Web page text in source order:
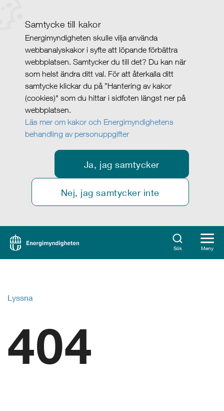
Samtycke till kakor
Energimyndigheten skulle vilja använda
webbanalyskakor i syfte att löpande förbättra
webbplatsen. Samtycker du till det? Du kan när
som helst ändra ditt val. För att återkalla ditt
samtycke klickar du på ”Hantering av kakor
(cookies)" som du hittar i sidfoten längst ner på
webbplatsen.
Läs mer om kakor och Energimyndighetens
behandling av personuppgifter
Ja, jag samtycker
Nej, jag samtycker inte
Sök Meny
Lyssna
404